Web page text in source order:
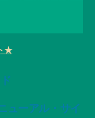
★
ューアル・サイ